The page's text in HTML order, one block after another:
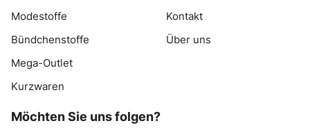
Modestoffe
Bündchenstoffe
Mega-Outlet
Kurzwaren
Kontakt
Über uns
Möchten Sie uns folgen?